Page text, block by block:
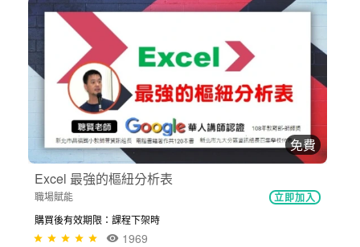
免費
Excel 最強的樞紐分析表
職場賦能 立即加入
購買後有效期限：課程下架時
1969